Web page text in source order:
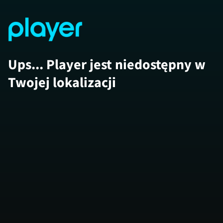
Ups... Player jest niedostępny w
Twojej lokalizacji